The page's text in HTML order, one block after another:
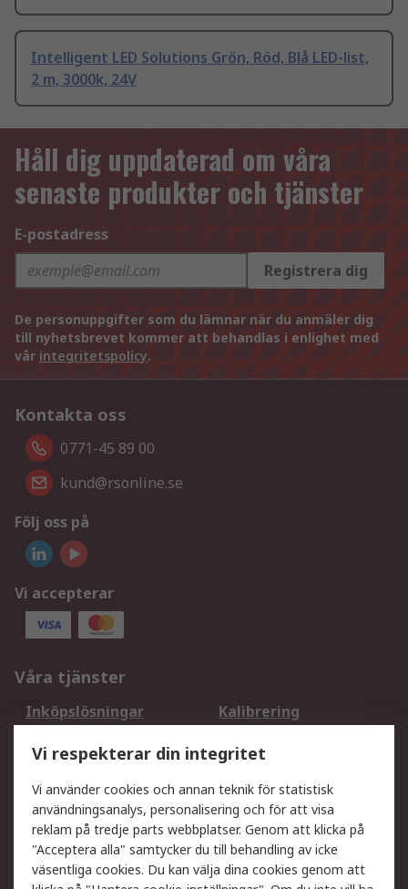
Intelligent LED Solutions Grön, Röd, Blå LED-list,
2 m, 3000k, 24V
Håll dig uppdaterad om våra
senaste produkter och tjänster
E-postadress
Registrera dig
De personuppgifter som du lämnar när du anmäler dig
till nyhetsbrevet kommer att behandlas i enlighet med
vår integritetspolicy.
Kontakta oss
0771-45 89 00
kund@rsonline.se
Följ oss på
Vi accepterar
Våra tjänster
Inköpslösningar
Kalibrering
DesignSpark
Teknisk Support
Ditt lokala säljteam
Exportlösningar
Support
Få hjälp
Retur av varor
Vi respekterar din integritet
Vi använder cookies och annan teknik för statistisk
användningsanalys, personalisering och för att visa
reklam på tredje parts webbplatser. Genom att klicka på
"Acceptera alla" samtycker du till behandling av icke
väsentliga cookies. Du kan välja dina cookies genom att